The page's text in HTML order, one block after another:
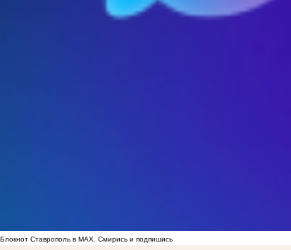
Блокнот Ставрополь в MAX. Смирись и подпишись